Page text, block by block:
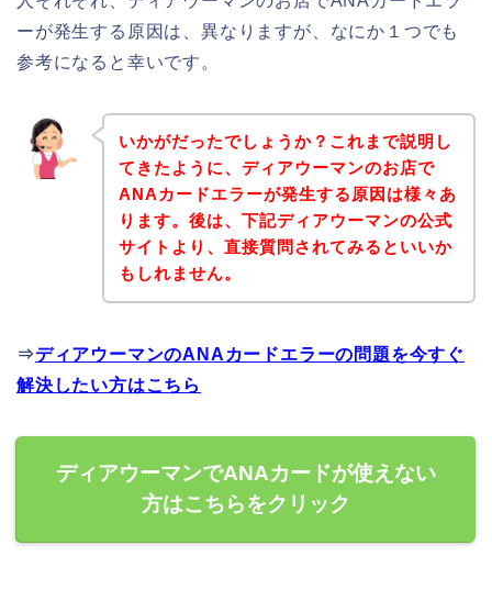
ーが発生する原因は、異なりますが、なにか１つでも
参考になると幸いです。
いかがだったでしょうか？これまで説明し
てきたように、ディアウーマンのお店で
ANAカードエラーが発生する原因は様々あ
ります。後は、下記ディアウーマンの公式
サイトより、直接質問されてみるといいか
もしれません。
⇒ディアウーマンのANAカードエラーの問題を今すぐ
解決したい方はこちら
ディアウーマンでANAカードが使えない
方はこちらをクリック